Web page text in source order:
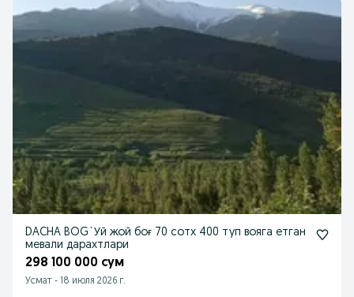
DACHA BOG`Уй жой боғ 70 сотх 400 туп вояга етган
мевали дарахтлари
298 100 000 сум
Усмат - 18 июля 2026 г.